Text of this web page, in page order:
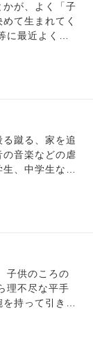
かが、よく「子
て生まれてく
最近よく出
生まれてくる
す」と自身の
は事実なので
いうのは仏教
か？ もしこの
まれてくる子
世に生まれて
蹴る、家を追
音楽などの虐
、中学生なが
55歳になった
て見ぬふりで
最近は、小学
も家を出なか
しています。
障害で障害者
料では一人暮
理不尽な平手
持って引きず
、あなたは本
り。 40歳